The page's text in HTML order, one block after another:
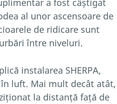
a fost câștigat
al unor ascensoare de
de ridicare sunt
între niveluri.
instalarea SHERPA,
luft. Mai mult decât atât,
la distanță față de